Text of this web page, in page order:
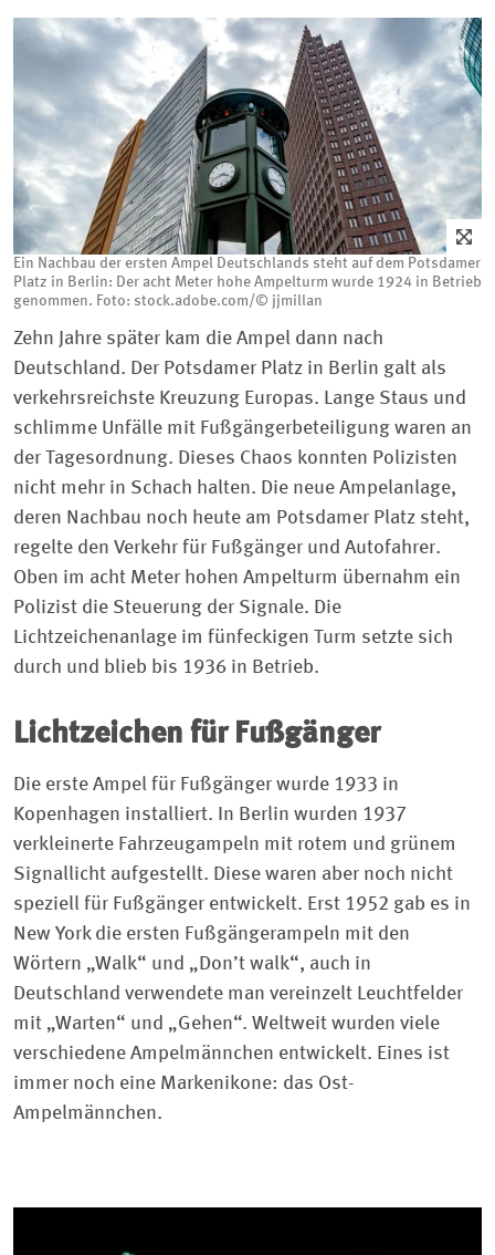
Ein Nachbau der ersten Ampel Deutschlands steht auf dem Potsdamer
Platz in Berlin: Der acht Meter hohe Ampelturm wurde 1924 in Betrieb
genommen. Foto: stock.adobe.com/© jjmillan
Zehn Jahre später kam die Ampel dann nach
Deutschland. Der Potsdamer Platz in Berlin galt als
verkehrsreichste Kreuzung Europas. Lange Staus und
schlimme Unfälle mit Fußgängerbeteiligung waren an
der Tagesordnung. Dieses Chaos konnten Polizisten
nicht mehr in Schach halten. Die neue Ampelanlage,
deren Nachbau noch heute am Potsdamer Platz steht,
regelte den Verkehr für Fußgänger und Autofahrer.
Oben im acht Meter hohen Ampelturm übernahm ein
Polizist die Steuerung der Signale. Die
Lichtzeichenanlage im fünfeckigen Turm setzte sich
durch und blieb bis 1936 in Betrieb.
Lichtzeichen für Fußgänger
Die erste Ampel für Fußgänger wurde 1933 in
Kopenhagen installiert. In Berlin wurden 1937
verkleinerte Fahrzeugampeln mit rotem und grünem
Signallicht aufgestellt. Diese waren aber noch nicht
speziell für Fußgänger entwickelt. Erst 1952 gab es in
New York die ersten Fußgängerampeln mit den
Wörtern „Walk“ und „Don’t walk“, auch in
Deutschland verwendete man vereinzelt Leuchtfelder
mit „Warten“ und „Gehen“. Weltweit wurden viele
verschiedene Ampelmännchen entwickelt. Eines ist
immer noch eine Markenikone: das Ost-
Ampelmännchen.